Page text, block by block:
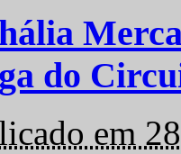
do
em